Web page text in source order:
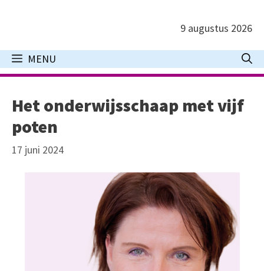
inhoud
9 augustus 2026
MENU
Het onderwijsschaap met vijf
poten
17 juni 2024